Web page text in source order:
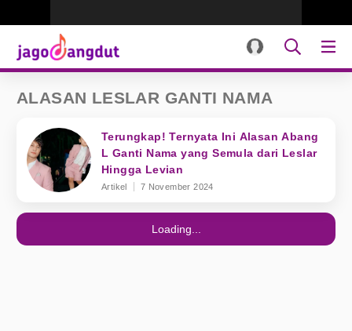
ALASAN LESLAR GANTI NAMA
Terungkap! Ternyata Ini Alasan Abang
L Ganti Nama yang Semula dari Leslar
Hingga Levian
Artikel 7 November 2024
Loading...